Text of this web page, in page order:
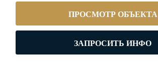
ПРОСМОТР ОБЪЕКТА
ЗАПРОСИТЬ ИНФО